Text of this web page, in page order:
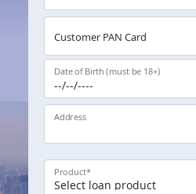
Customer PAN Card
Date of Birth (must be 18+)
Address
Product*